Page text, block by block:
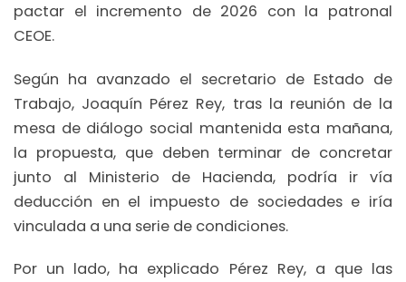
pactar el incremento de 2026 con la patronal
CEOE.
Según ha avanzado el secretario de Estado de
Trabajo, Joaquín Pérez Rey, tras la reunión de la
mesa de diálogo social mantenida esta mañana,
la propuesta, que deben terminar de concretar
junto al Ministerio de Hacienda, podría ir vía
deducción en el impuesto de sociedades e iría
vinculada a una serie de condiciones.
Por un lado, ha explicado Pérez Rey, a que las